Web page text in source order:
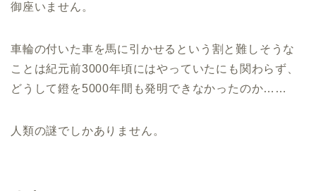
御座いません。
車輪の付いた車を馬に引かせるという割と難しそうな
ことは紀元前3000年頃にはやっていたにも関わらず、
どうして鐙を5000年間も発明できなかったのか……
人類の謎でしかありません。